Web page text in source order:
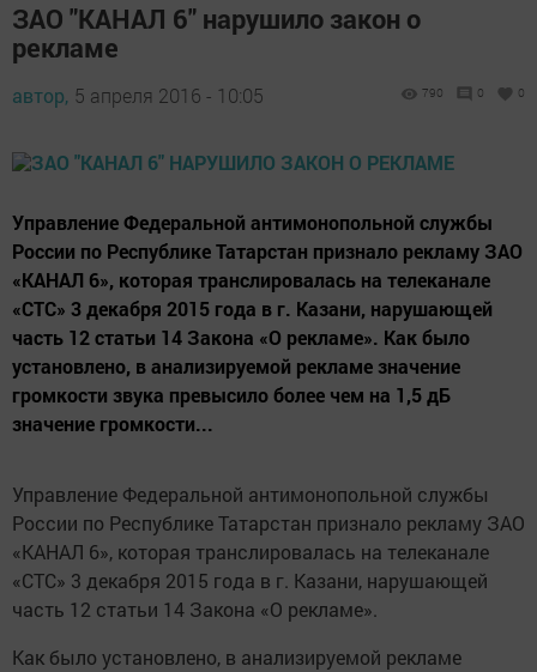
ЗАО "КАНАЛ 6" нарушило закон о
рекламе
автор, 5 апреля 2016 - 10:05 790 0 0
Управление Федеральной антимонопольной службы
России по Республике Татарстан признало рекламу ЗАО
«КАНАЛ 6», которая транслировалась на телеканале
«СТС» 3 декабря 2015 года в г. Казани, нарушающей
часть 12 статьи 14 Закона «О рекламе». Как было
установлено, в анализируемой рекламе значение
громкости звука превысило более чем на 1,5 дБ
значение громкости...
Управление Федеральной антимонопольной службы
России по Республике Татарстан признало рекламу ЗАО
«КАНАЛ 6», которая транслировалась на телеканале
«СТС» 3 декабря 2015 года в г. Казани, нарушающей
часть 12 статьи 14 Закона «О рекламе».
Как было установлено, в анализируемой рекламе